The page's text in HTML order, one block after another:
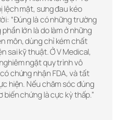
lệch mặt, sưng đau kéo
“Đúng là có những trường
lớn là do làm ở những
môn, dùng chỉ kém chất
sai kỹ thuật. Ở V Medical,
ngặt quy trình vô
chứng nhận FDA, và tất
hiện. Nếu chăm sóc đúng
biến chứng là cực kỳ thấp.”